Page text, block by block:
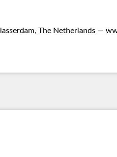
The Netherlands —